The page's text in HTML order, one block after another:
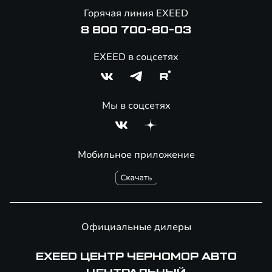
Онлайн-магазин аксессуаров
Мобильное приложение
Горячая линия EXEED
8 800 700-80-03
EXEED в соцсетях
Мы в соцсетях
Официальные дилеры
EXEED ЦЕНТР ЧЕРНОМОР АВТО